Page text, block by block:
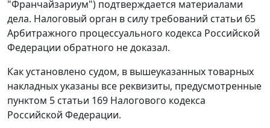
"Франчайзариум") подтверждается материалами
дела. Налоговый орган в силу требований статьи 65
Арбитражного процессуального кодекса Российской
Федерации обратного не доказал.
Как установлено судом, в вышеуказанных товарных
накладных указаны все реквизиты, предусмотренные
пунктом 5 статьи 169 Налогового кодекса
Российской Федерации.